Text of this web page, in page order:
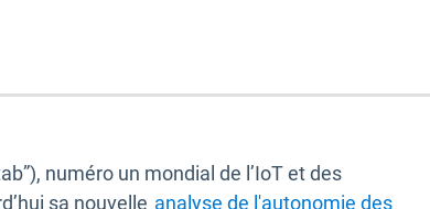
numéro un mondial de l’IoT et des
sa nouvelle analyse de l'autonomie des